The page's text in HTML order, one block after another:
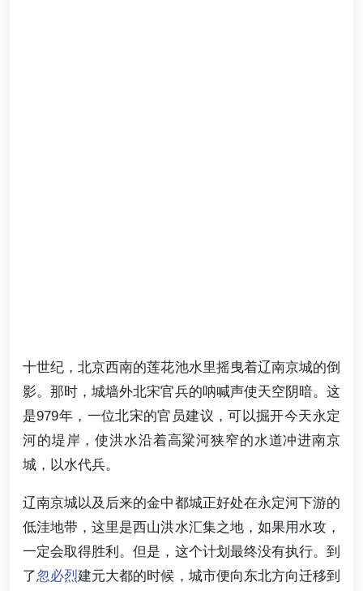
十世纪，北京西南的莲花池水里摇曳着辽南京城的倒
影。那时，城墙外北宋官兵的呐喊声使天空阴暗。这
是979年，一位北宋的官员建议，可以掘开今天永定
河的堤岸，使洪水沿着高粱河狭窄的水道冲进南京
城，以水代兵。
辽南京城以及后来的金中都城正好处在永定河下游的
低洼地带，这里是西山洪水汇集之地，如果用水攻，
一定会取得胜利。但是，这个计划最终没有执行。到
了忽必烈建元大都的时候，城市便向东北方向迁移到